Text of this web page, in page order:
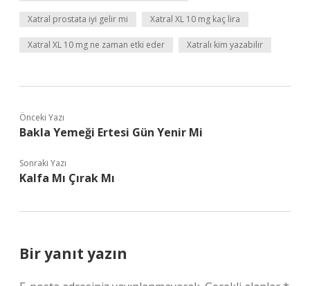
Xatral prostata iyi gelir mi Xatral XL 10 mg kaç lira
Xatral XL 10 mg ne zaman etki eder Xatralı kim yazabilir
Önceki Yazı
Bakla Yemeği Ertesi Gün Yenir Mi
Sonraki Yazı
Kalfa Mı Çırak Mı
Bir yanıt yazın